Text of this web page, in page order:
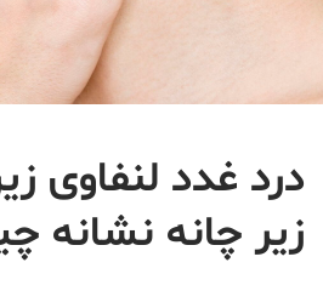
درد غدد لنفاوی
زیر چانه نشانه